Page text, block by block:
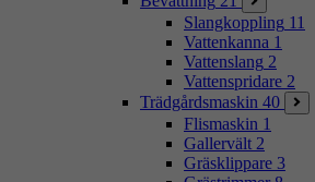
Slangkoppling 11
Vattenkanna 1
Vattenslang 2
Vattenspridare 2
Trädgårdsmaskin 40
Flismaskin 1
Gallervält 2
Gräsklippare 3